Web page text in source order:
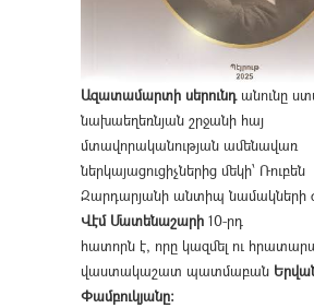
Ազատամարտի սերունդանունը
նախաեղեռնյան շրջանի հայ
մտավորականության ամենավառ
ներկայացուցիչներից մեկի՝ Ռուբեն
Զարդարյանի անտիպ նամակների
Վէմ Մատենաշարի 10-րդ
հատորն է, որը կազմել ու
վաստակաշատ պատմաբան
Փամբուկյանը։